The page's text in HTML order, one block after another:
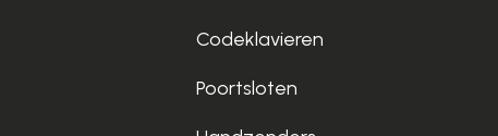
Codeklavieren
Poortsloten